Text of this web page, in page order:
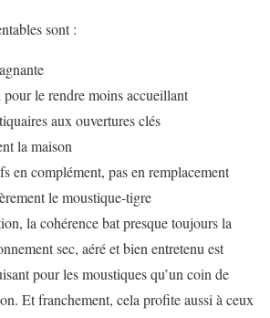
sont :
le rendre moins accueillant
aux ouvertures clés
la maison
en complément, pas en remplacement
le moustique-tigre
la cohérence bat presque toujours la
sec, aéré et bien entretenu est
pour les moustiques qu’un coin de
Et franchement, cela profite aussi à ceux